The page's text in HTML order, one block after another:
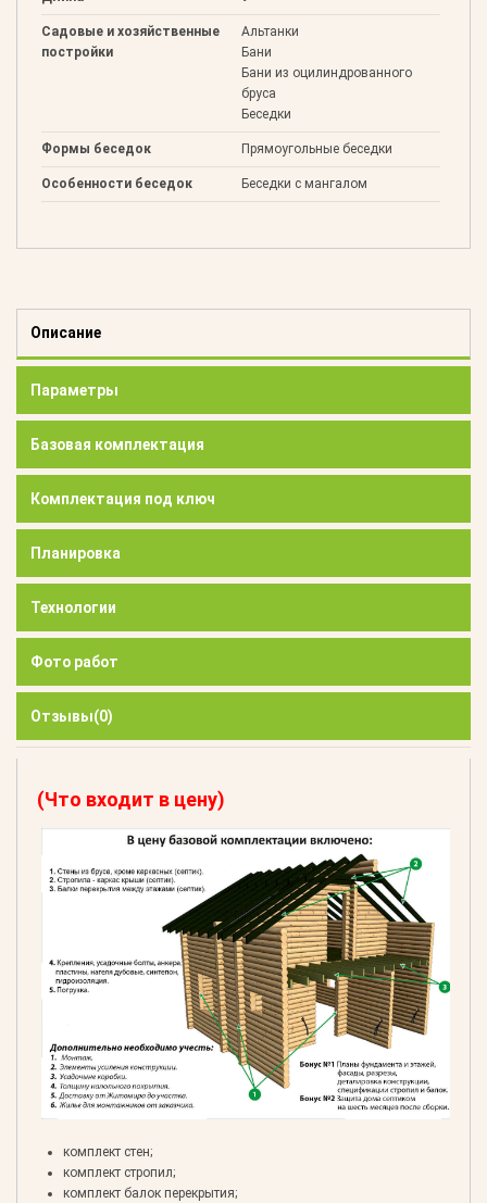
Садовые и хозяйственные
постройки
Альтанки
Бани
Бани из оцилиндрованного
бруса
Беседки
Формы беседок Прямоугольные беседки
Особенности беседок Беседки с мангалом
Описание
Параметры
Базовая комплектация
Комплектация под ключ
Планировка
Технологии
Фото работ
Отзывы(0)
(Что входит в цену)
комплект стен;
комплект стропил;
комплект балок перекрытия;